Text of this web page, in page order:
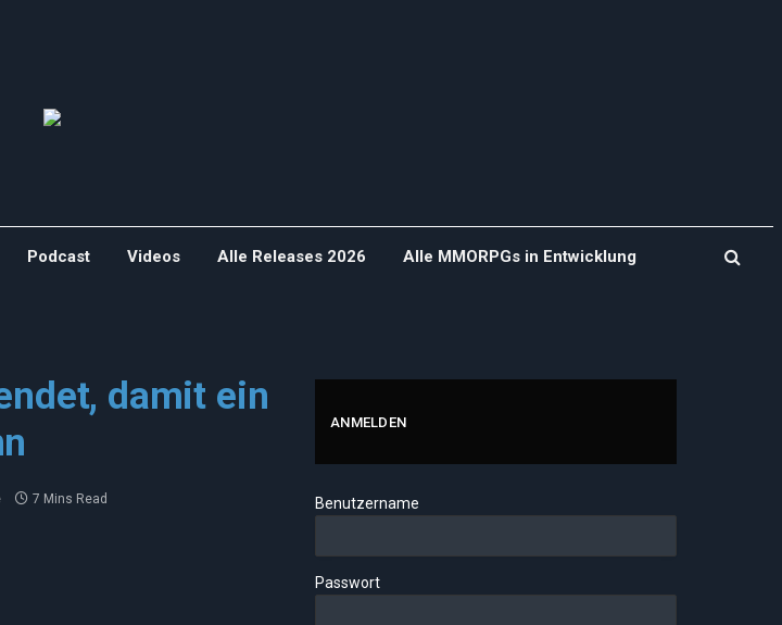
Podcast Videos Alle Releases 2026 Alle MMORPGs in Entwicklung
damit ein
7 Mins Read
ANMELDEN
Benutzername
Passwort